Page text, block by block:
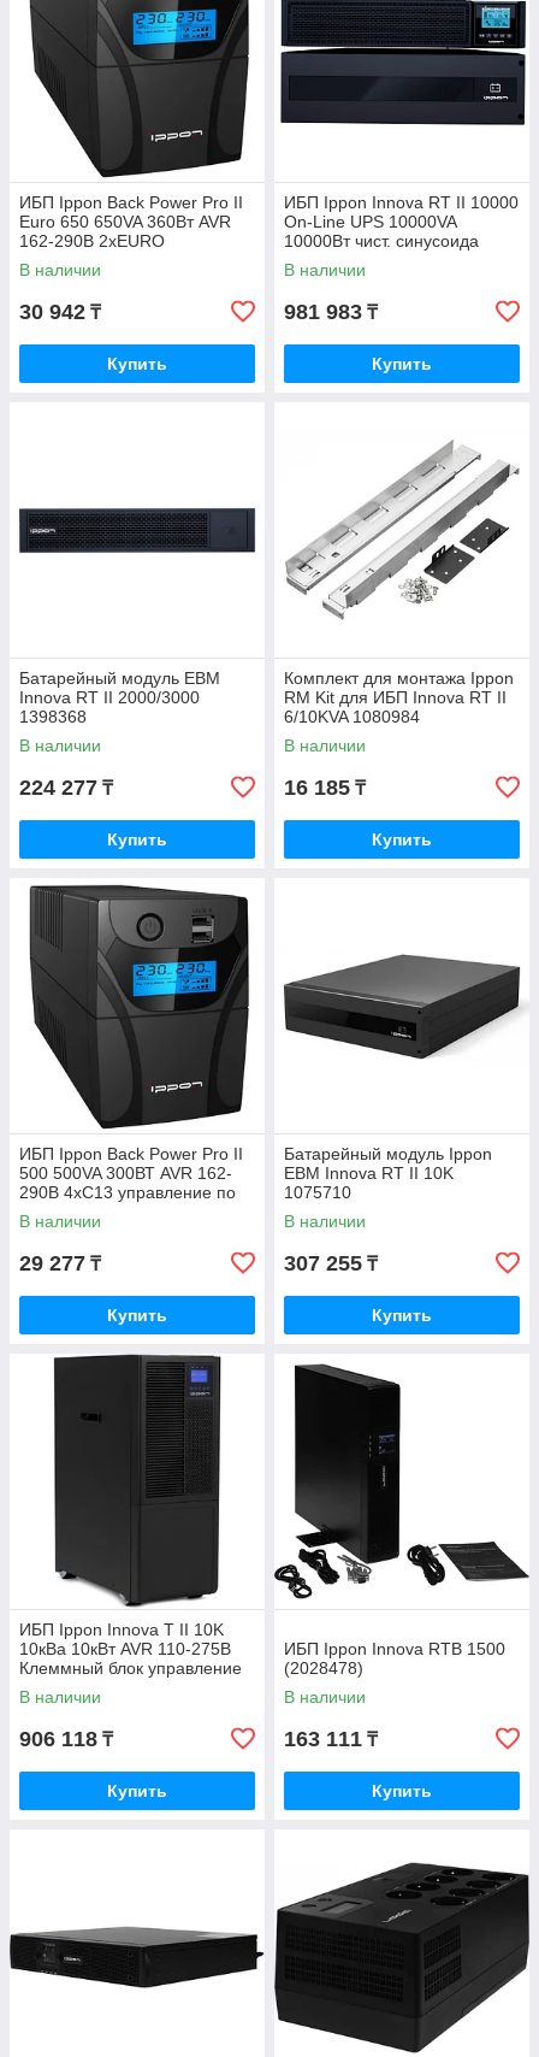
ИБП Ippon Back Power Pro II
Euro 650 650VA 360Вт AVR
162-290В 2хEURO
управление по USB RJ-45
LCD без
В наличии
30 942 ₸
Купить
ИБП Ippon Innova RT II 10000
On-Line UPS 10000VA
10000Вт чист. синусоида
6xC13+2xC19+КБ USB/RS232
бат.
В наличии
981 983 ₸
Купить
Батарейный модуль EBM
Innova RT II 2000/3000
1398368
В наличии
224 277 ₸
Купить
Комплект для монтажа Ippon
RM Kit для ИБП Innova RT II
6/10KVA 1080984
В наличии
16 185 ₸
Купить
ИБП Ippon Back Power Pro II
500 500VA 300ВТ AVR 162-
290В 4хС13 управление по
USB RJ-45 LCD без кабелей
В наличии
29 277 ₸
Купить
Батарейный модуль Ippon
EBM Innova RT II 10K
1075710
В наличии
307 255 ₸
Купить
ИБП Ippon Innova T II 10K
10кВа 10кВт AVR 110-275В
Клеммный блок управление
по USB/COM 1873305
В наличии
906 118 ₸
Купить
ИБП Ippon Innova RTB 1500
(2028478)
В наличии
163 111 ₸
Купить